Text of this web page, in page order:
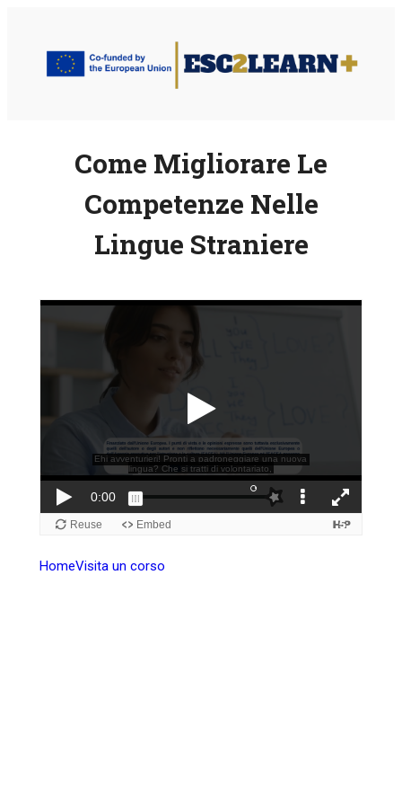
contenuto
Come Migliorare Le
Competenze Nelle
Lingue Straniere
HomeVisita un corso